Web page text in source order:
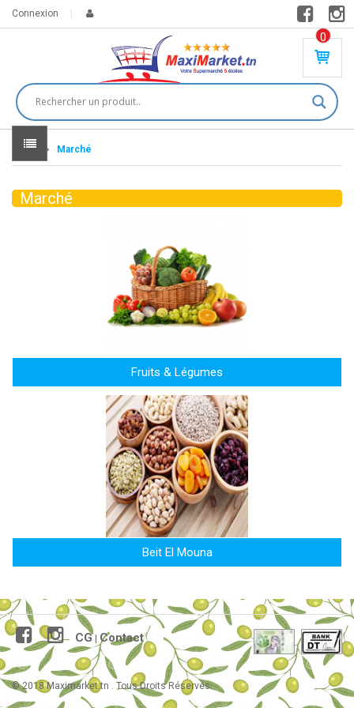
Connexion
0
PR
DU
IT(
S)
0
DT
Home Marché
Marché
Fruits & Légumes
Beit El Mouna
CG| Contact
© 2018 Maximarket.tn . Tous Droits Réservés.